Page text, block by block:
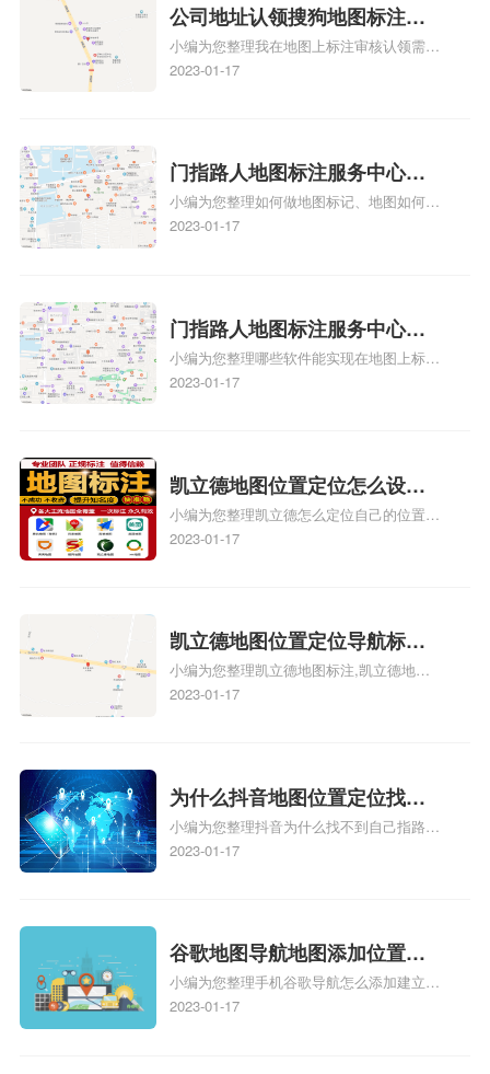
图标注服务中心面的存在。对于一些客户来
说，实体指路人地
公司地址认领搜狗地图标注多
久审核？公司地址认领地图标
注多久审核？
小编为您整理我在地图上标注审核认领需要
多久、我在地图上标注审核认领需要多久
情可查看下方正文！
2023-01-17
门指路人地图标注服务中心如
何做花小猪打车地图位置标
记？门指路人地图标注服务中
小编为您整理如何做地图标记、地图如何做
标记、so搜街景中如何做标记、360e启花贷
关地图标注知识，详情可查看下方正文！
2023-01-17
门指路人地图标注服务中心地
图位置地址标记？门指路人地
图标注服务中心苹果地图位置
小编为您整理哪些软件能实现在地图上标记
门指路人地图标注服务中心位置、门指路人
门指路人地图标注服务中心地址标注上地图
怎么弄相关地图标注知识，详情可查看下方
正文！
2023-01-17
凯立德地图位置定位怎么设置
自己的指路人地图标注服务中
心名？凯立德地图位置定位怎
小编为您整理凯立德怎么定位自己的位置
啊、手机凯立德地图定位怎么设置往上走、
地图标注服务中心铺招牌相关地图标注知
识，详情可查看下方正文！
2023-01-17
凯立德地图位置定位导航标
注？凯立德地图位置定位,导航,
标注？
小编为您整理凯立德地图标注,凯立德地图
标注怎么做啊、凯立德地图标注,凯立德地
相关地图标注知识，详情可查看下方正文！
2023-01-17
为什么抖音地图位置定位找不
到了？抖音为什么找不到当前
定位了？
小编为您整理抖音为什么找不到自己指路人
地图标注服务中心铺的位置、地图位置更新
服务中心位置、抖音突然不显示定位了相关
地图标注知识，详情可查看下方正文！
2023-01-17
谷歌地图导航地图添加位置？
添加谷歌地图导航位置？
小编为您整理手机谷歌导航怎么添加建立多
人位置、如何在地图，谷歌地图添加公司位
2023-01-17